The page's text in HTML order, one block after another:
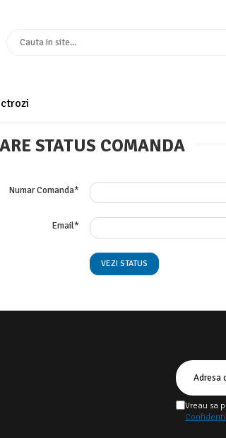
STATUS COMANDA
Numar Comanda*
Email*
VEZI STATUS
Vreau sa